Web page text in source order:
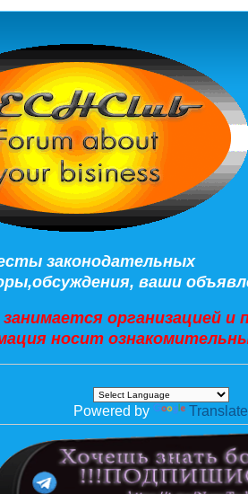
законодательных
ваши
занимается организацией
носит
Powered by Translate